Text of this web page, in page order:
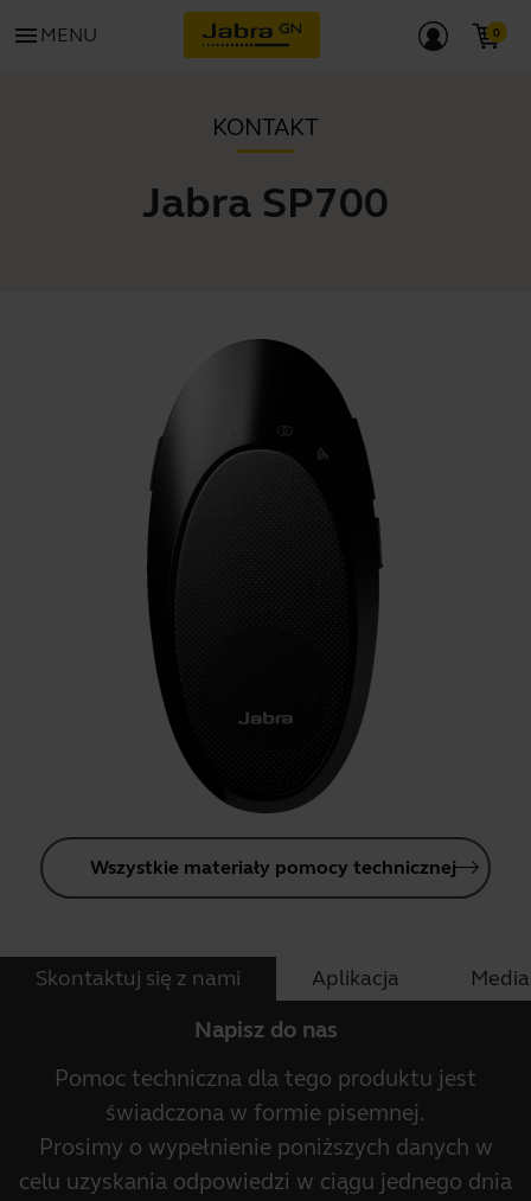
menu MENU
KONTAKT
Jabra SP700
Wszystkie materiały pomocy technicznej
Skontaktuj się z nami Aplikacja
Napisz do nas
Pomoc techniczna dla tego produktu jest
świadczona w formie pisemnej.
Prosimy o wypełnienie poniższych danych w
celu uzyskania odpowiedzi w ciągu jednego dnia